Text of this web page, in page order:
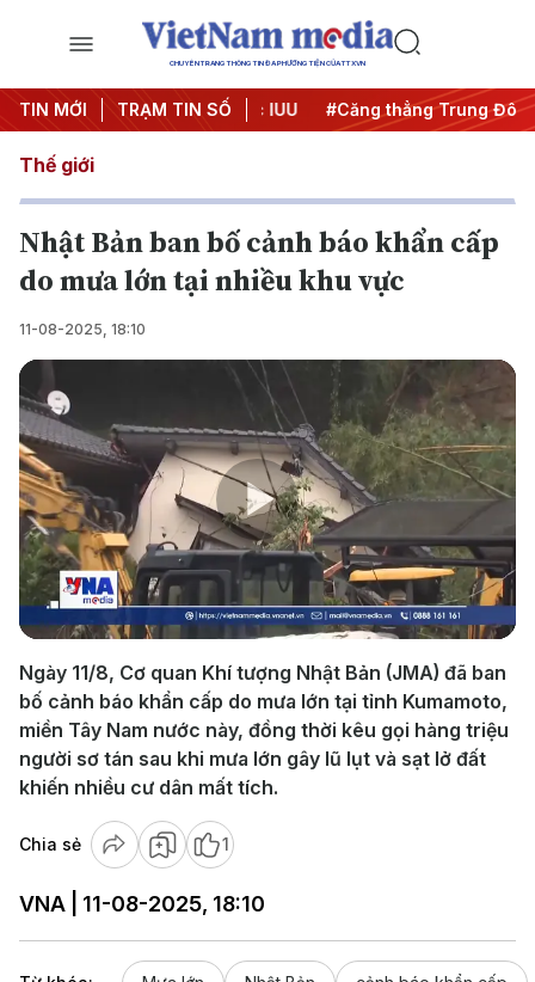
CHUYÊN TRANG THÔNG TIN ĐA PHƯƠNG TIỆN CỦA TTXVN
TIN MỚI TRẠM TIN SỐ
đêm #Chống khai thác IUU #Căng thẳng Trung Đông
Thế giới
Nhật Bản ban bố cảnh báo khẩn cấp
do mưa lớn tại nhiều khu vực
11-08-2025, 18:10
Play
Video
Ngày 11/8, Cơ quan Khí tượng Nhật Bản (JMA) đã ban
bố cảnh báo khẩn cấp do mưa lớn tại tỉnh Kumamoto,
miền Tây Nam nước này, đồng thời kêu gọi hàng triệu
người sơ tán sau khi mưa lớn gây lũ lụt và sạt lở đất
khiến nhiều cư dân mất tích.
Chia sẻ 1
VNA | 11-08-2025, 18:10